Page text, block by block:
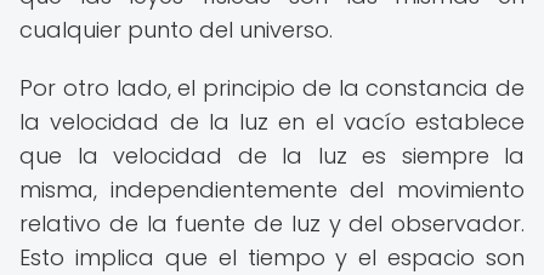
cualquier punto del universo.
Por otro lado, el principio de la constancia de
la velocidad de la luz en el vacío establece
que la velocidad de la luz es siempre la
misma, independientemente del movimiento
relativo de la fuente de luz y del observador.
Esto implica que el tiempo y el espacio son